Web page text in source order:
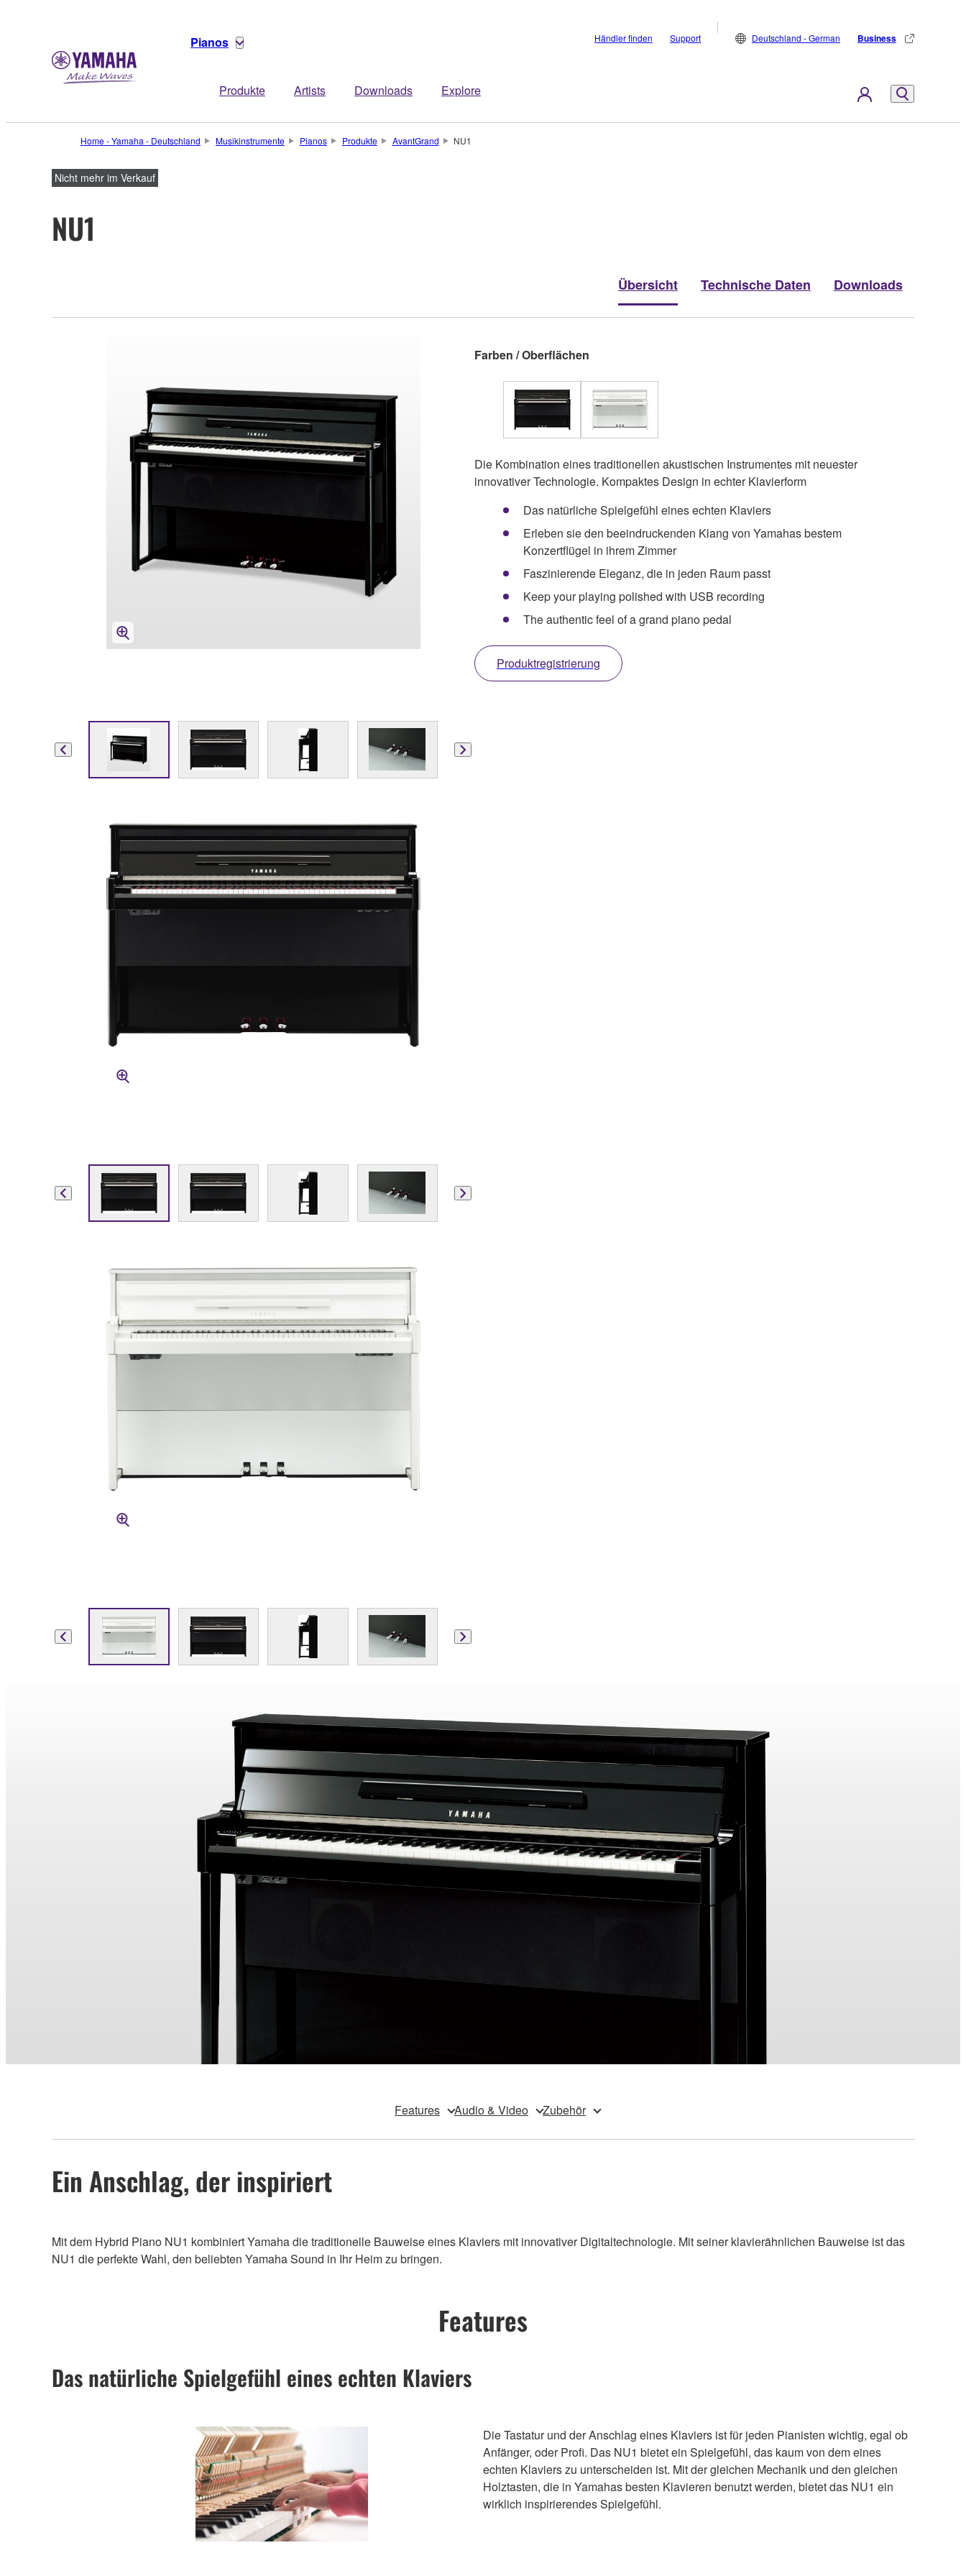
Pianos
Produkte Artists Downloads Explore
Händler finden Support Deutschland - German Business
Home - Yamaha - Deutschland Musikinstrumente Pianos Produkte AvantGrand NU1
Nicht mehr im Verkauf
NU1
Übersicht Technische Daten Downloads
Farben / Oberflächen
Die Kombination eines traditionellen akustischen Instrumentes mit neuester
innovativer Technologie. Kompaktes Design in echter Klavierform
Das natürliche Spielgefühl eines echten Klaviers
Erleben sie den beeindruckenden Klang von Yamahas bestem
Konzertflügel in ihrem Zimmer
Faszinierende Eleganz, die in jeden Raum passt
Keep your playing polished with USB recording
The authentic feel of a grand piano pedal
Produktregistrierung
Features Audio & Video Zubehör
Ein Anschlag, der inspiriert
Mit dem Hybrid Piano NU1 kombiniert Yamaha die traditionelle Bauweise eines Klaviers mit innovativer Digitaltechnologie. Mit seiner klavierähnlichen Bauweise ist das
NU1 die perfekte Wahl, den beliebten Yamaha Sound in Ihr Heim zu bringen.
Features
Das natürliche Spielgefühl eines echten Klaviers
Die Tastatur und der Anschlag eines Klaviers ist für jeden Pianisten wichtig, egal ob
Anfänger, oder Profi. Das NU1 bietet ein Spielgefühl, das kaum von dem eines
echten Klaviers zu unterscheiden ist. Mit der gleichen Mechanik und den gleichen
Holztasten, die in Yamahas besten Klavieren benutzt werden, bietet das NU1 ein
wirklich inspirierendes Spielgefühl.